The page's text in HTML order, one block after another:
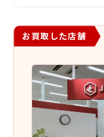
お買取した店舗